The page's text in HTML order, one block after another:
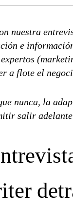
nuestra
e
a flote el
nunca, la
salir